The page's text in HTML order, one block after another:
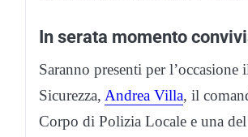
In serata momento
Saranno presenti per l’occasione
Sicurezza, Andrea Villa, il
Corpo di Polizia Locale e una